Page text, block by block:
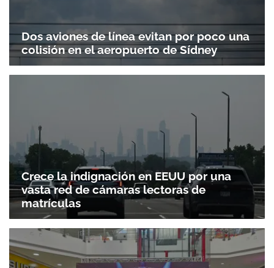
Gracias por suscribirte a nuestro boletín.
Dos aviones de línea evitan por poco una
colisión en el aeropuerto de Sídney
Crece la indignación en EEUU por una
vasta red de cámaras lectoras de
matrículas